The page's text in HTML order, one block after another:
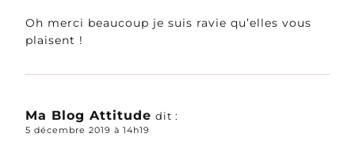
Oh merci beaucoup je suis ravie qu’elles vous
plaisent !
Ma Blog Attitude dit :
5 décembre 2019 à 14h19